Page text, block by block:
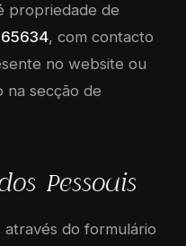
propriedade de
, com contacto
no website ou
na secção de
Pessoais
através do formulário